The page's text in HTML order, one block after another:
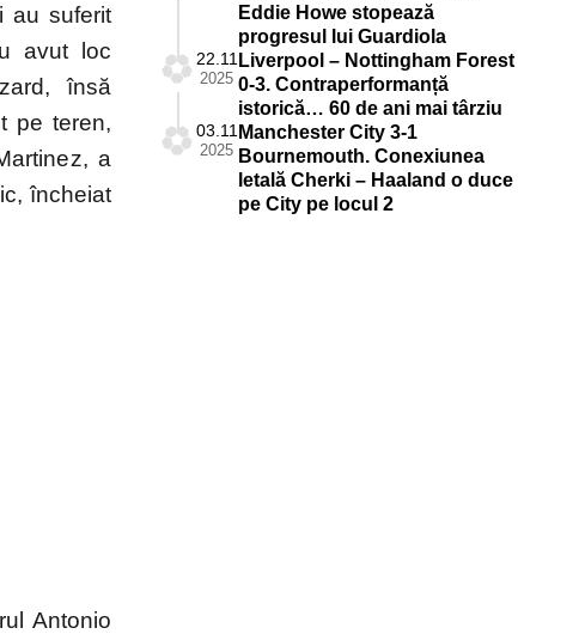
au suferit
avut loc
însă
pe teren,
a
încheiat
Antonio
Eddie Howe stopează
progresul lui Guardiola
22.11
2025
Liverpool – Nottingham Forest
0-3. Contraperformanță
istorică… 60 de ani mai târziu
03.11
2025
Manchester City 3-1
Bournemouth. Conexiunea
letală Cherki – Haaland o duce
pe City pe locul 2